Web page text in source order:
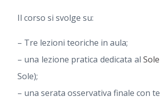
Il corso si svolge su:
– Tre lezioni teoriche in aula;
– una lezione pratica dedicata alSole
Sole);
– una serata osservativa finale con